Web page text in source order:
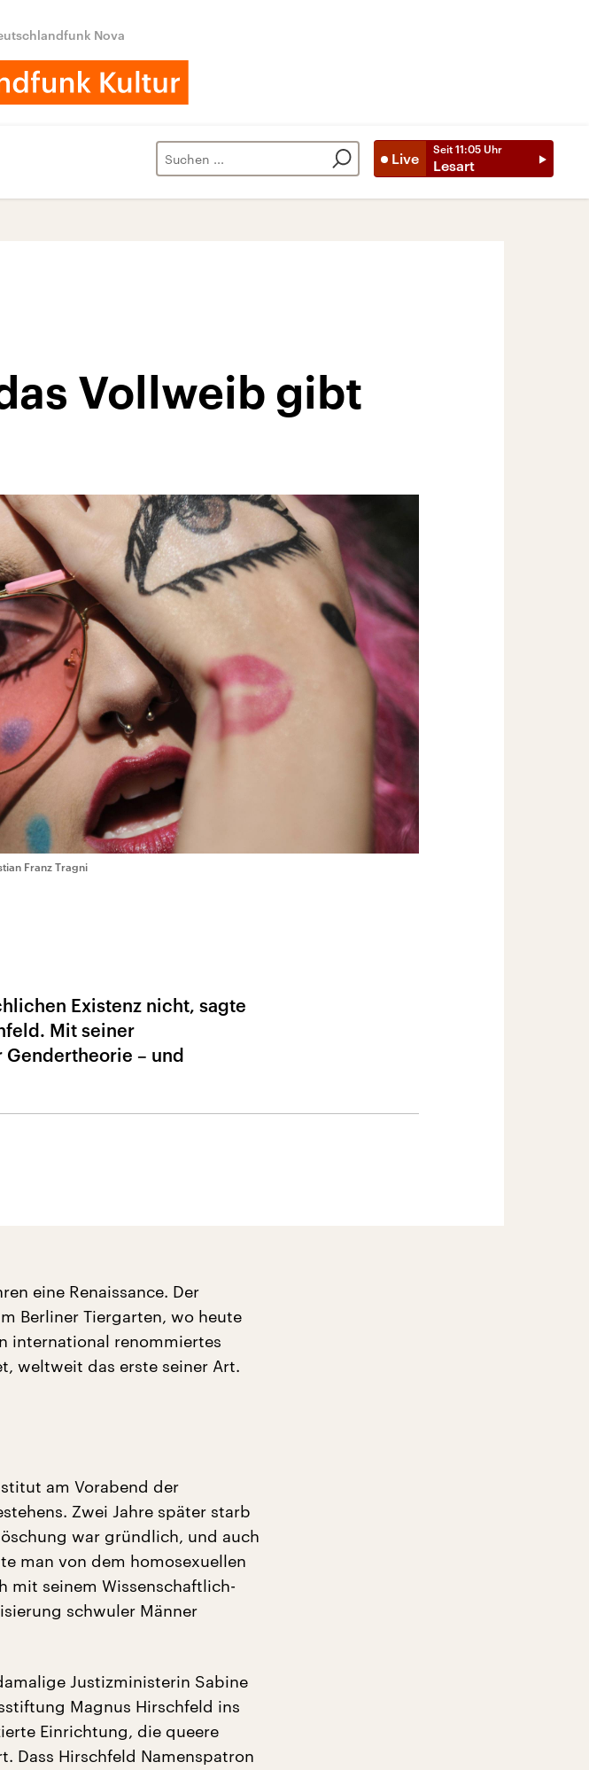
Nova
Live
Seit 11:05 Uhr
Lesart
Vollweib gibt
Franz Tragni
Existenz nicht, sagte
Mit seiner
Gendertheorie – und
eine Renaissance. Der
Berliner Tiergarten, wo heute
international renommiertes
weltweit das erste seiner Art.
am Vorabend der
Zwei Jahre später starb
war gründlich, und auch
man von dem homosexuellen
mit seinem Wissenschaftlich-
schwuler Männer
Justizministerin Sabine
Magnus Hirschfeld ins
Einrichtung, die queere
Dass Hirschfeld Namenspatron